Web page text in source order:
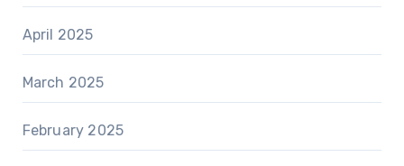
April 2025
March 2025
February 2025